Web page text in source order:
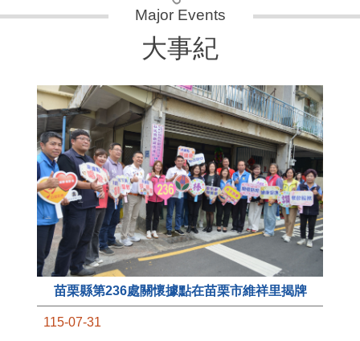
大事紀
苗栗縣第236處關懷據點在苗栗市維祥里揭牌
115-07-31